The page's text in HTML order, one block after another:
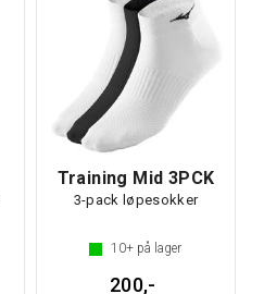
Training Mid 3PCK
3-pack løpesokker
10+ på lager
200,-